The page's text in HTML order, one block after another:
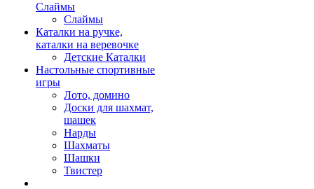
Слаймы
Слаймы
Каталки на ручке,
каталки на веревочке
Детские Каталки
Настольные спортивные
игры
Лото, домино
Доски для шахмат,
шашек
Нарды
Шахматы
Шашки
Твистер